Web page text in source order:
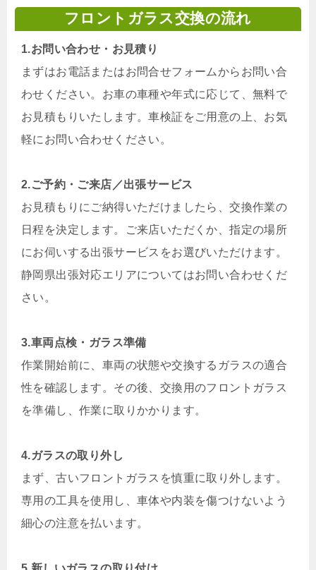
フロントガラス交換の流れ
1.お問い合わせ・お見積り
まずはお電話またはお問合せフォームからお問い合
わせください。お車の車種や年式に応じて、無料で
お見積もりいたします。車検証をご用意の上、お気
軽にお問い合わせください。
2.ご予約・ご来店／出張サービス
お見積もりにご納得いただけましたら、交換作業の
日程を決定します。ご来店いただくか、指定の場所
にお伺いする出張サービスをお選びいただけます。
静岡県出張対応エリアについてはお問い合わせくだ
さい。
3.車両点検・ガラス準備
作業開始前に、車両の状態や交換するガラスの適合
性を確認します。その後、交換用のフロントガラス
を準備し、作業に取りかかります。
4.ガラスの取り外し
まず、古いフロントガラスを慎重に取り外します。
専用の工具を使用し、車体や内装を傷つけないよう
細心の注意を払います。